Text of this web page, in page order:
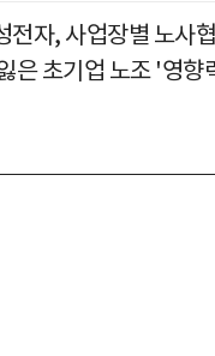
전자, 사업장별 노사
은 초기업 노조 '영향